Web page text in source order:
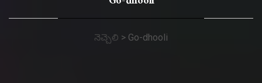
నెచ్చెలి > Go-dhooli